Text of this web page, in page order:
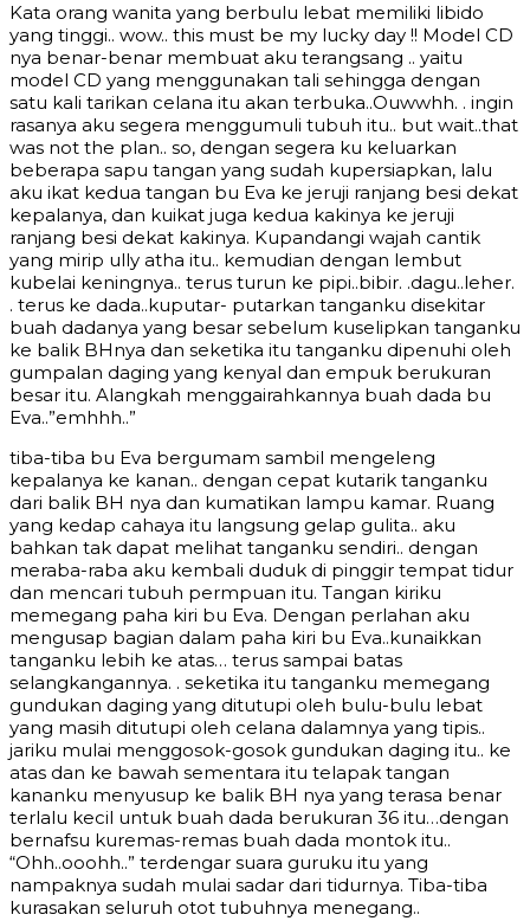
Kata orang wanita yang berbulu lebat memiliki libido
yang tinggi.. wow.. this must be my lucky day !! Model CD
nya benar-benar membuat aku terangsang .. yaitu
model CD yang menggunakan tali sehingga dengan
satu kali tarikan celana itu akan terbuka..Ouwwhh. . ingin
rasanya aku segera menggumuli tubuh itu.. but wait..that
was not the plan.. so, dengan segera ku keluarkan
beberapa sapu tangan yang sudah kupersiapkan, lalu
aku ikat kedua tangan bu Eva ke jeruji ranjang besi dekat
kepalanya, dan kuikat juga kedua kakinya ke jeruji
ranjang besi dekat kakinya. Kupandangi wajah cantik
yang mirip ully atha itu.. kemudian dengan lembut
kubelai keningnya.. terus turun ke pipi..bibir. .dagu..leher.
. terus ke dada..kuputar- putarkan tanganku disekitar
buah dadanya yang besar sebelum kuselipkan tanganku
ke balik BHnya dan seketika itu tanganku dipenuhi oleh
gumpalan daging yang kenyal dan empuk berukuran
besar itu. Alangkah menggairahkannya buah dada bu
Eva..”emhhh..”
tiba-tiba bu Eva bergumam sambil mengeleng
kepalanya ke kanan.. dengan cepat kutarik tanganku
dari balik BH nya dan kumatikan lampu kamar. Ruang
yang kedap cahaya itu langsung gelap gulita.. aku
bahkan tak dapat melihat tanganku sendiri.. dengan
meraba-raba aku kembali duduk di pinggir tempat tidur
dan mencari tubuh permpuan itu. Tangan kiriku
memegang paha kiri bu Eva. Dengan perlahan aku
mengusap bagian dalam paha kiri bu Eva..kunaikkan
tanganku lebih ke atas… terus sampai batas
selangkangannya. . seketika itu tanganku memegang
gundukan daging yang ditutupi oleh bulu-bulu lebat
yang masih ditutupi oleh celana dalamnya yang tipis..
jariku mulai menggosok-gosok gundukan daging itu.. ke
atas dan ke bawah sementara itu telapak tangan
kananku menyusup ke balik BH nya yang terasa benar
terlalu kecil untuk buah dada berukuran 36 itu…dengan
bernafsu kuremas-remas buah dada montok itu..
“Ohh..ooohh..” terdengar suara guruku itu yang
nampaknya sudah mulai sadar dari tidurnya. Tiba-tiba
kurasakan seluruh otot tubuhnya menegang..